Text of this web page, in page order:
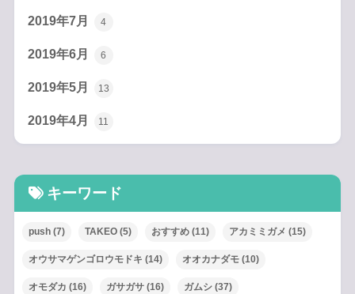
2019年7月 4
2019年6月 6
2019年5月 13
2019年4月 11
キーワード
push(7) TAKEO(5) おすすめ(11) アカミミガメ (15)
オウサマゲンゴロウモドキ (14) オオカナダモ(10)
オモダカ (16) ガサガサ(16) ガムシ(37)